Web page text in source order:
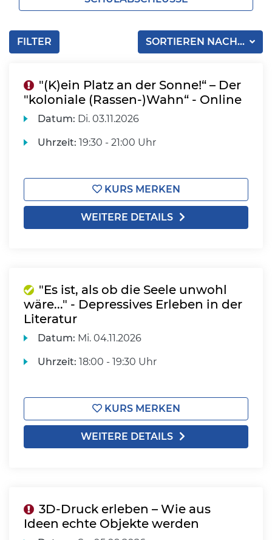
SORTIEREN NACH...
FILTER
"(K)ein Platz an der Sonne!“ – Der
"koloniale (Rassen-)Wahn“ - Online
Datum: Di. 03.11.2026
Uhrzeit: 19:30 - 21:00 Uhr
KURS MERKEN
WEITERE DETAILS
"Es ist, als ob die Seele unwohl
wäre..." - Depressives Erleben in der
Literatur
Datum: Mi. 04.11.2026
Uhrzeit: 18:00 - 19:30 Uhr
KURS MERKEN
WEITERE DETAILS
3D-Druck erleben – Wie aus
Ideen echte Objekte werden